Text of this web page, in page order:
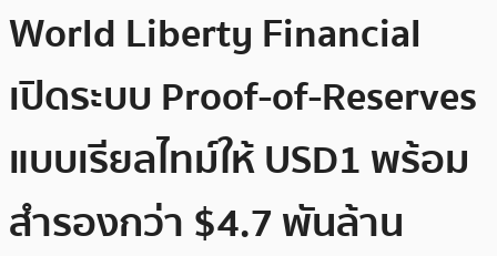
World Liberty Financial
เปิดระบบ Proof-of-Reserves
แบบเรียลไทม์ให้ USD1 พร้อม
สำรองกว่า $4.7 พันล้าน